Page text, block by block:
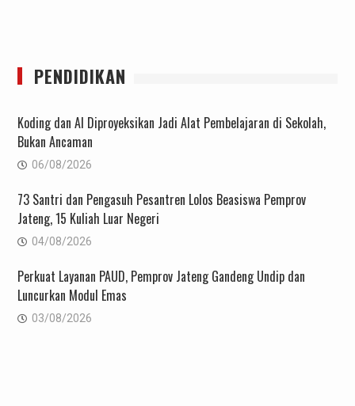
PENDIDIKAN
Koding dan AI Diproyeksikan Jadi Alat Pembelajaran di Sekolah,
Bukan Ancaman
06/08/2026
73 Santri dan Pengasuh Pesantren Lolos Beasiswa Pemprov
Jateng, 15 Kuliah Luar Negeri
04/08/2026
Perkuat Layanan PAUD, Pemprov Jateng Gandeng Undip dan
Luncurkan Modul Emas
03/08/2026